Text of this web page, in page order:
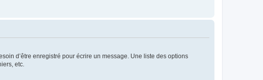
d’être enregistré pour écrire un message. Une liste des options
etc.